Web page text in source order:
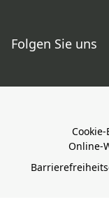
Folgen Sie uns
Online-